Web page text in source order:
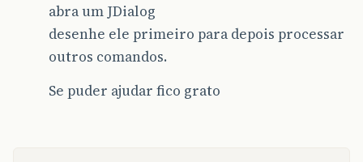
abra um JDialog
desenhe ele primeiro para depois processar
outros comandos.
Se puder ajudar fico grato